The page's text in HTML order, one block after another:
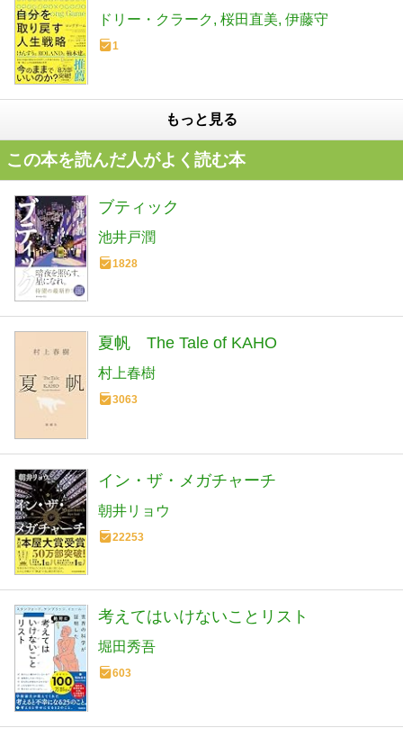
ドリー・クラーク 桜田直美 伊藤守
1
もっと見る
この本を読んだ人がよく読む本
ブティック
池井戸潤
1828
夏帆 The Tale of KAHO
村上春樹
3063
イン・ザ・メガチャーチ
朝井リョウ
22253
考えてはいけないことリスト
堀田秀吾
603